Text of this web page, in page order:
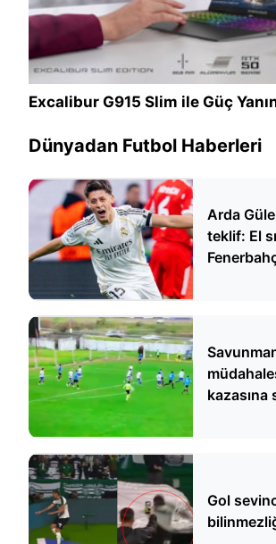
Excalibur G915 Slim ile Güç
Dünyadan Futbol Haberleri
Arda
teklif: El
kazasına
Gol